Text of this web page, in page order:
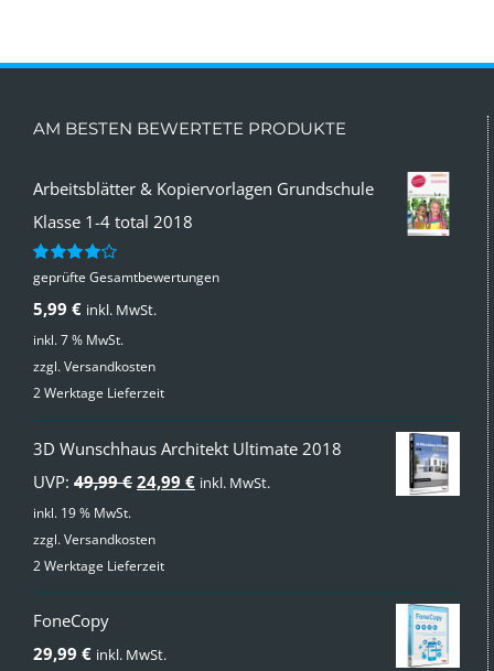
AM BESTEN BEWERTETE PRODUKTE
Arbeitsblätter & Kopiervorlagen Grundschule
Klasse 1-4 total 2018
Bewertet
von 5
geprüfte Gesamtbewertungen
5,99 € inkl. MwSt.
inkl. 7 % MwSt.
zzgl.Versandkosten
2 Werktage Lieferzeit
3D Wunschhaus Architekt Ultimate 2018
UVP: 49,99€ Ursprünglicher
war:
24,99 €Aktueller
inkl. MwSt.
inkl. 19 % MwSt.
zzgl.Versandkosten
2 Werktage Lieferzeit
FoneCopy
29,99 € inkl. MwSt.